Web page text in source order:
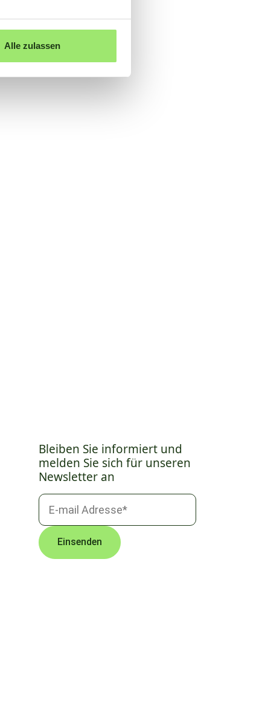
Alle zulassen
Bleiben Sie informiert und
melden Sie sich für unseren
Newsletter an